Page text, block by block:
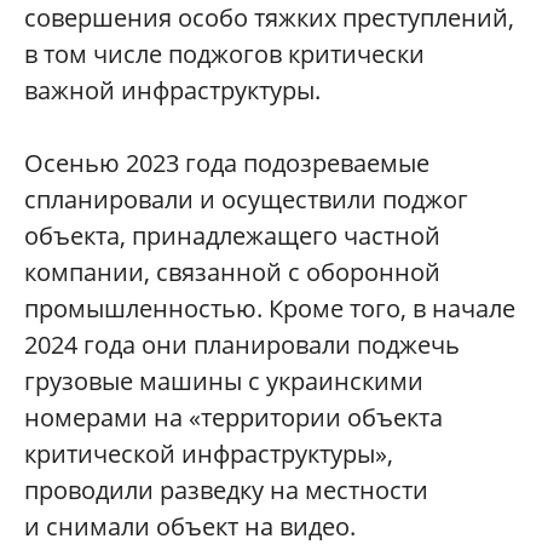
совершения особо тяжких преступлений,
в том числе поджогов критически
важной инфраструктуры.
Осенью 2023 года подозреваемые
спланировали и осуществили поджог
объекта, принадлежащего частной
компании, связанной с оборонной
промышленностью. Кроме того, в начале
2024 года они планировали поджечь
грузовые машины с украинскими
номерами на «территории объекта
критической инфраструктуры»,
проводили разведку на местности
и снимали объект на видео.